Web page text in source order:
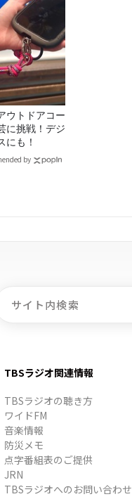
ウトドアコー
に挑戦！デジ
にも！
by
TBSラジオ関連情報
TBSラジオの聴き方
ワイドFM
音楽情報
防災メモ
点字番組表のご提供
JRN
TBSラジオへのお問い合わせ